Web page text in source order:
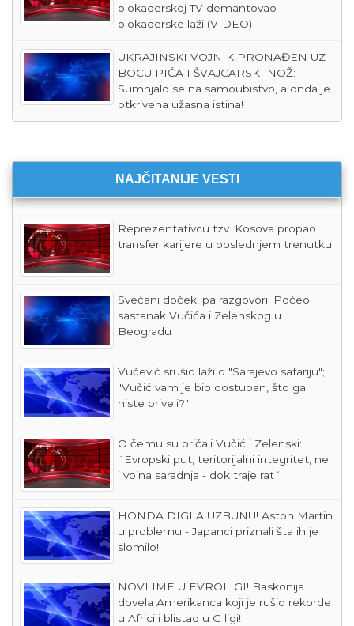
blokaderskoj TV demantovao
blokaderske laži (VIDEO)
UKRAJINSKI VOJNIK PRONAĐEN UZ
BOCU PIĆA I ŠVAJCARSKI NOŽ:
Sumnjalo se na samoubistvo, a onda je
otkrivena užasna istina!
NAJČITANIJE VESTI
Reprezentativcu tzv. Kosova propao
transfer karijere u poslednjem trenutku
Svečani doček, pa razgovori: Počeo
sastanak Vučića i Zelenskog u
Beogradu
Vučević srušio laži o "Sarajevo safariju";
"Vučić vam je bio dostupan, što ga
niste priveli?"
O čemu su pričali Vučić i Zelenski:
´Evropski put, teritorijalni integritet, ne
i vojna saradnja - dok traje rat´
HONDA DIGLA UZBUNU! Aston Martin
u problemu - Japanci priznali šta ih je
slomilo!
NOVI IME U EVROLIGI! Baskonija
dovela Amerikanca koji je rušio rekorde
u Africi i blistao u G ligi!